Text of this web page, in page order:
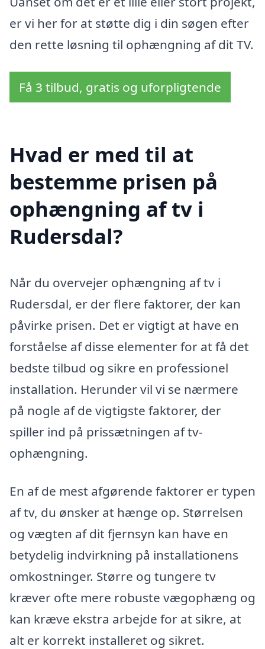
er vi her for at støtte dig i din søgen efter
den rette løsning til ophængning af dit TV.
Få 3 tilbud, gratis og uforpligtende
Hvad er med til at
bestemme prisen på
ophængning af tv i
Rudersdal?
Når du overvejer ophængning af tv i
Rudersdal, er der flere faktorer, der kan
påvirke prisen. Det er vigtigt at have en
forståelse af disse elementer for at få det
bedste tilbud og sikre en professionel
installation. Herunder vil vi se nærmere
på nogle af de vigtigste faktorer, der
spiller ind på prissætningen af tv-
ophængning.
En af de mest afgørende faktorer er typen
af tv, du ønsker at hænge op. Størrelsen
og vægten af dit fjernsyn kan have en
betydelig indvirkning på installationens
omkostninger. Større og tungere tv
kræver ofte mere robuste vægophæng og
kan kræve ekstra arbejde for at sikre, at
alt er korrekt installeret og sikret.